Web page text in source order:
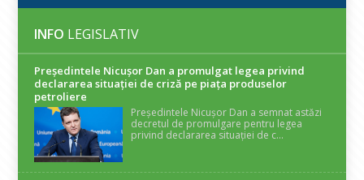
INFO LEGISLATIV
Președintele Nicuşor Dan a promulgat legea privind
declararea situaţiei de criză pe piaţa produselor
petroliere
Președintele Nicușor Dan a semnat astăzi
decretul de promulgare pentru legea
privind declararea situației de c...